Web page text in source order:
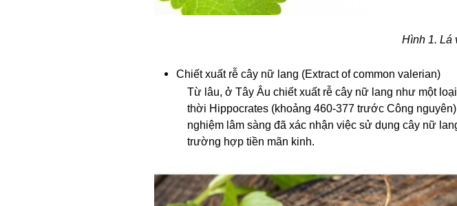
Hình 1. Lá
Chiết xuất rễ cây nữ lang (Extract of common valerian)
Từ lâu, ở Tây Âu chiết xuất rễ cây nữ lang như một
thời Hippocrates (khoảng 460-377 trước Công
nghiệm lâm sàng đã xác nhận việc sử dụng cây nữ
trường hợp tiền mãn kinh.